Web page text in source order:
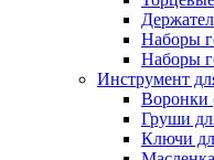
Наборы
Наборы
Инструмент
Воронки
Груши
Ключи